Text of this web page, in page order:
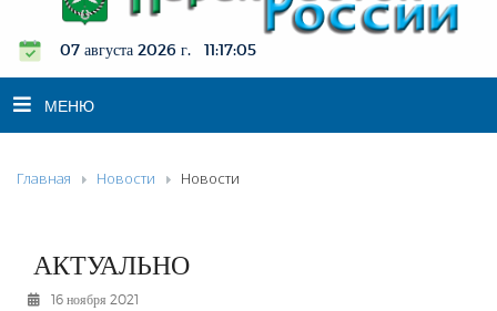
07 августа 2026 г. 11:17:06
МЕНЮ
НОВОСТИ
К СВЕДЕНИЮ
Главная Новости Новости
АКТУАЛЬНО
16 ноября 2021